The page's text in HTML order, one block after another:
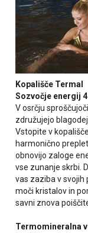
Kopališče Termal
Sozvočje energij
V osrčju
združujejo
Vstopite v
harmonično
obnovijo zaloge
vse zunanje skrbi.
vas zaziba v svojih
moči kristalov in
savni znova
Termomineralna